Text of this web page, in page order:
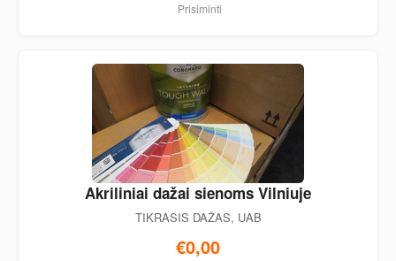
Prisiminti
Akriliniai dažai sienoms Vilniuje
TIKRASIS DAŽAS, UAB
€0,00